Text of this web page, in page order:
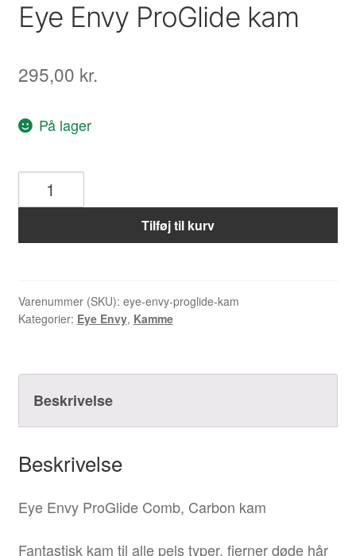
Eye Envy ProGlide kam
295,00 kr.
På lager
kam
Tilføj til kurv
Varenummer (SKU): eye-envy-proglide-kam
Kategorier: Eye Envy, Kamme
Beskrivelse
Beskrivelse
Eye Envy ProGlide Comb, Carbon kam
Fantastisk kam til alle pels typer, fjerner døde hår